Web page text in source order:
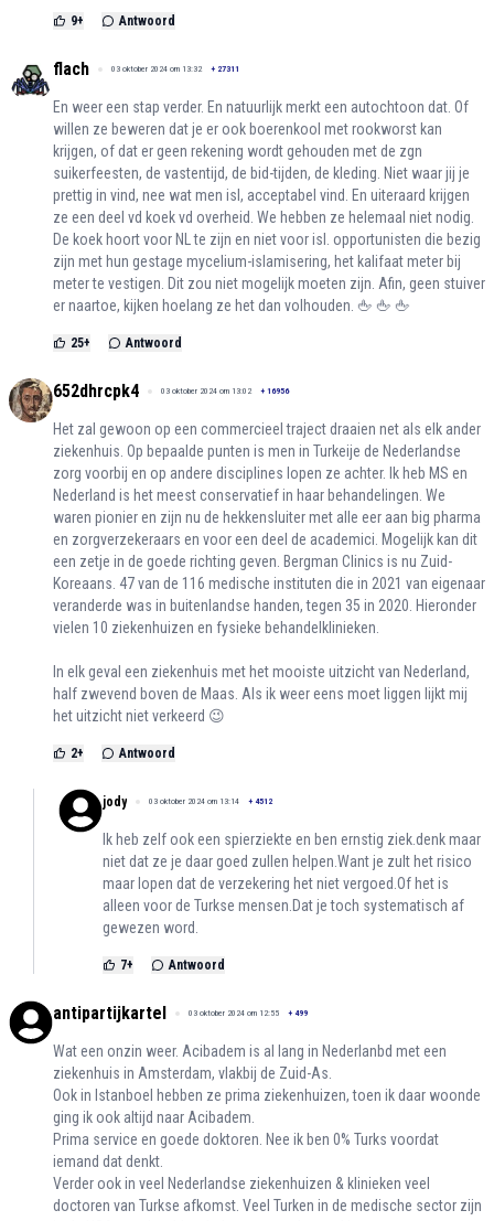
9+ Antwoord
flach 03 oktober 2024 om 13:32 + 27311
En weer een stap verder. En natuurlijk merkt een autochtoon dat. Of
willen ze beweren dat je er ook boerenkool met rookworst kan
krijgen, of dat er geen rekening wordt gehouden met de zgn
suikerfeesten, de vastentijd, de bid-tijden, de kleding. Niet waar jij je
prettig in vind, nee wat men isl, acceptabel vind. En uiteraard krijgen
ze een deel vd koek vd overheid. We hebben ze helemaal niet nodig.
De koek hoort voor NL te zijn en niet voor isl. opportunisten die bezig
zijn met hun gestage mycelium-islamisering, het kalifaat meter bij
meter te vestigen. Dit zou niet mogelijk moeten zijn. Afin, geen stuiver
er naartoe, kijken hoelang ze het dan volhouden. 🖕 🖕 🖕
25+ Antwoord
652dhrcpk4 03 oktober 2024 om 13:02 + 16956
Het zal gewoon op een commercieel traject draaien net als elk ander
ziekenhuis. Op bepaalde punten is men in Turkeije de Nederlandse
zorg voorbij en op andere disciplines lopen ze achter. Ik heb MS en
Nederland is het meest conservatief in haar behandelingen. We
waren pionier en zijn nu de hekkensluiter met alle eer aan big pharma
en zorgverzekeraars en voor een deel de academici. Mogelijk kan dit
een zetje in de goede richting geven. Bergman Clinics is nu Zuid-
Koreaans. 47 van de 116 medische instituten die in 2021 van eigenaar
veranderde was in buitenlandse handen, tegen 35 in 2020. Hieronder
vielen 10 ziekenhuizen en fysieke behandelklinieken.
In elk geval een ziekenhuis met het mooiste uitzicht van Nederland,
half zwevend boven de Maas. Als ik weer eens moet liggen lijkt mij
het uitzicht niet verkeerd 😉
2+ Antwoord
jody 03 oktober 2024 om 13:14 + 4512
Ik heb zelf ook een spierziekte en ben ernstig ziek.denk maar
niet dat ze je daar goed zullen helpen.Want je zult het risico
maar lopen dat de verzekering het niet vergoed.Of het is
alleen voor de Turkse mensen.Dat je toch systematisch af
gewezen word.
7+ Antwoord
antipartijkartel 03 oktober 2024 om 12:55 + 499
Wat een onzin weer. Acibadem is al lang in Nederlanbd met een
ziekenhuis in Amsterdam, vlakbij de Zuid-As.
Ook in Istanboel hebben ze prima ziekenhuizen, toen ik daar woonde
ging ik ook altijd naar Acibadem.
Prima service en goede doktoren. Nee ik ben 0% Turks voordat
iemand dat denkt.
Verder ook in veel Nederlandse ziekenhuizen & klinieken veel
doctoren van Turkse afkomst. Veel Turken in de medische sector zijn